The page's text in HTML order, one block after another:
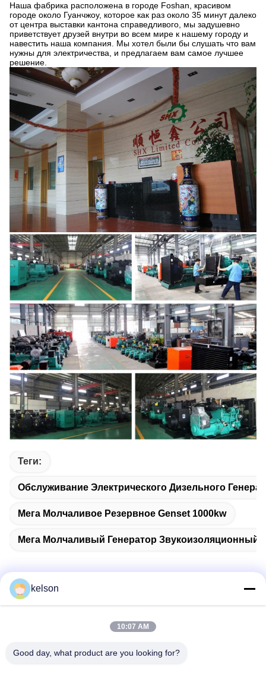
Наша фабрика расположена в городе Foshan, красивом
городе около Гуанчжоу, которое как раз около 35 минут далеко
от центра выставки кантона справедливого, мы задушевно
приветствует друзей внутри во всем мире к нашему городу и
навестить наша компания. Мы хотел были бы слушать что вам
нужны для электричества, и предлагаем вам самое лучшее
решение.
Теги:
Обслуживание Электрического Дизельного
Мега Молчаливое Резервное Genset 1000kw
Мега Молчаливый Генератор Звукоизоляционный
Но. 1, дорога Xinglong 2-ая, индустриальная зона
kelson
10:07 AM
Good day, what product are you looking for?